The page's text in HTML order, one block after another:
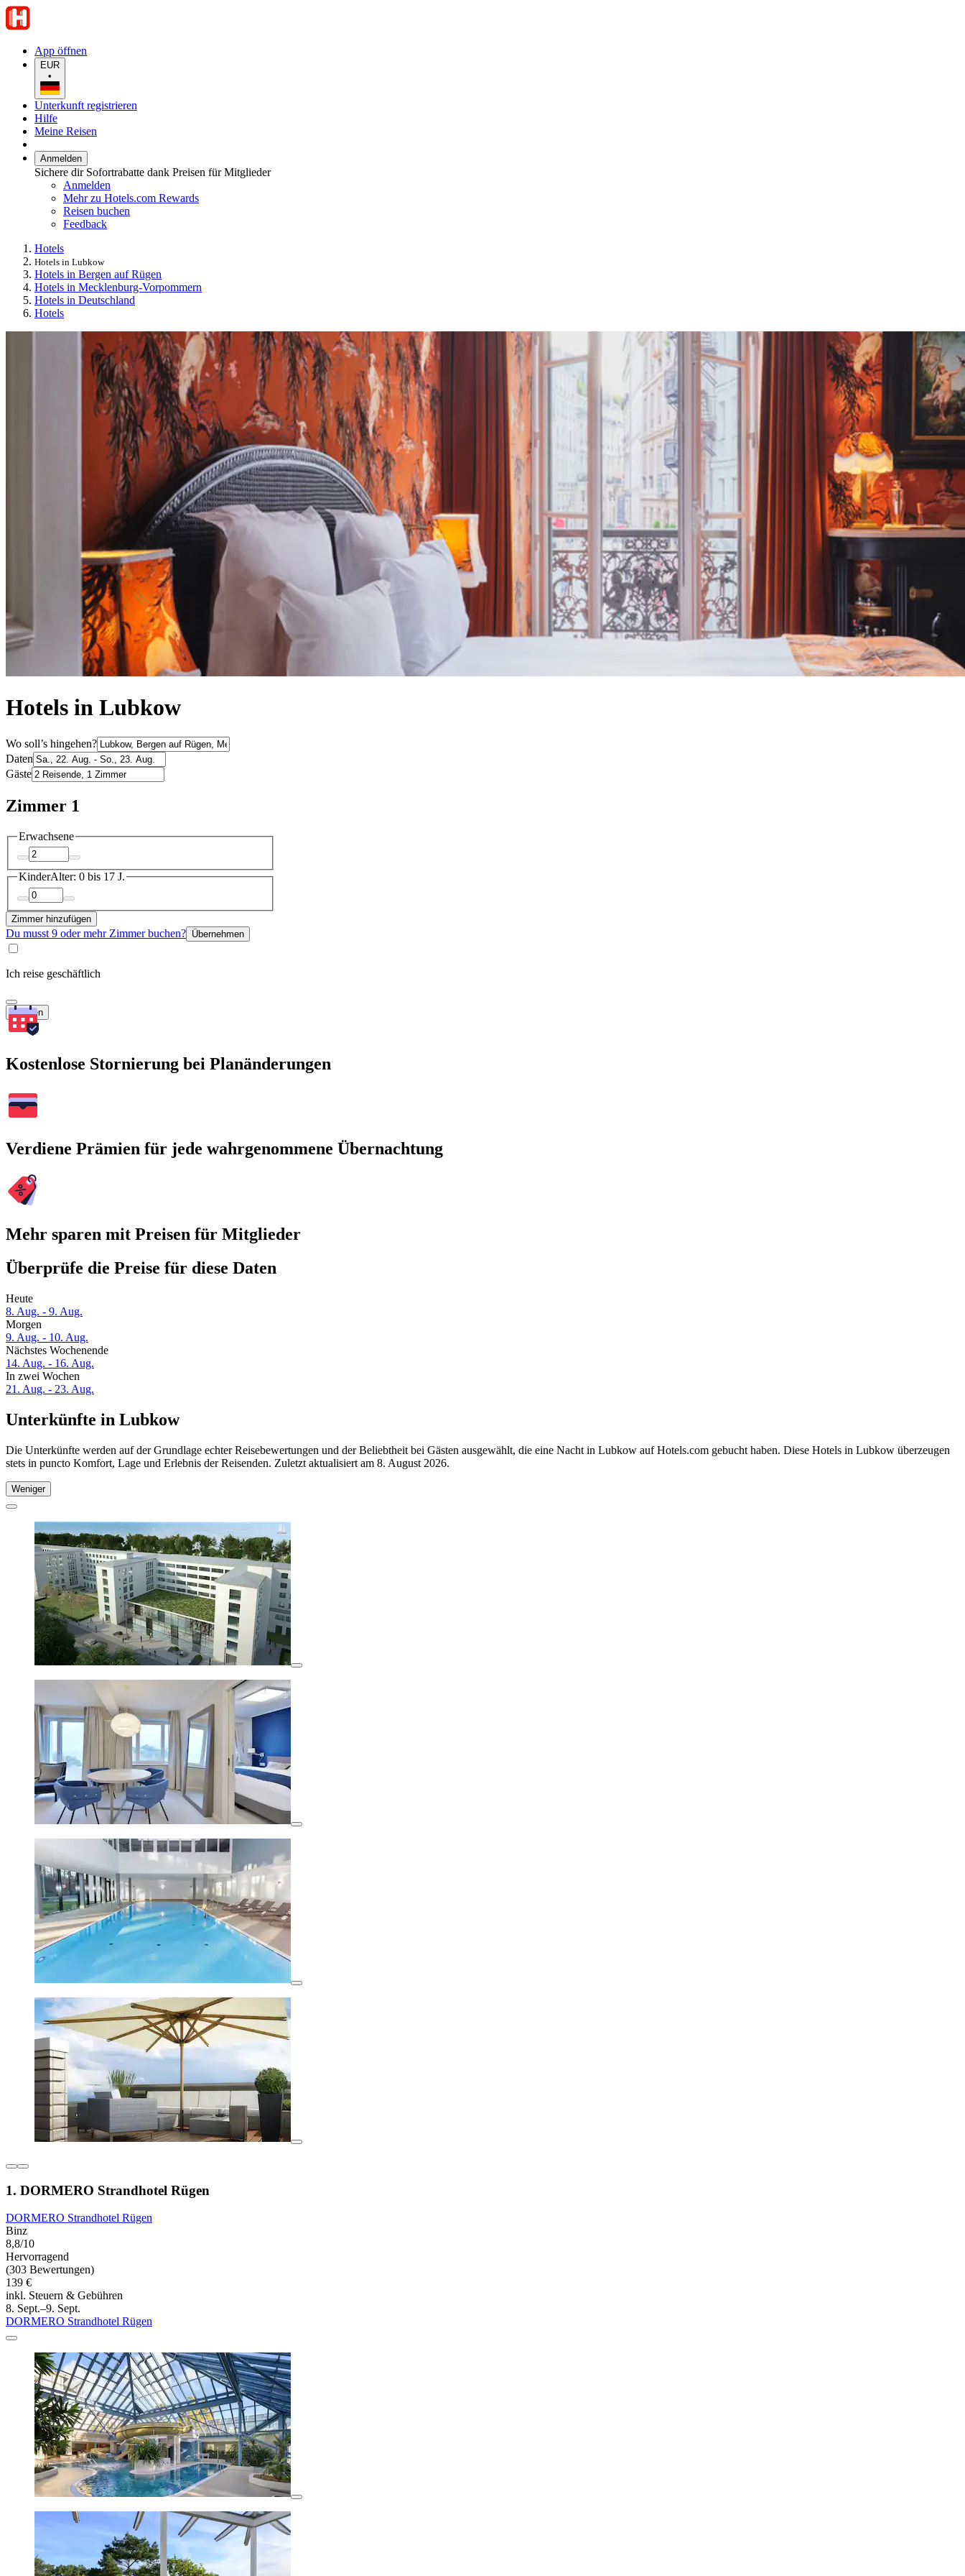
App öffnen
EUR
•
Unterkunft registrieren
Hilfe
Meine Reisen
Anmelden
Sichere dir Sofortrabatte dank Preisen für Mitglieder
Anmelden
Mehr zu Hotels.com Rewards
Reisen buchen
Feedback
Hotels
Hotels in Lubkow
Hotels in Bergen auf Rügen
Hotels in Mecklenburg-Vorpommern
Hotels in Deutschland
Hotels
Hotels in Lubkow
Wo soll’s hingehen?
Daten
Gäste
Zimmer 1
Erwachsene
KinderAlter: 0 bis 17 J.
Zimmer hinzufügen
Du musst 9 oder mehr Zimmer buchen? Übernehmen
Ich reise geschäftlich
Suchen
Kostenlose Stornierung bei Planänderungen
Verdiene Prämien für jede wahrgenommene Übernachtung
Mehr sparen mit Preisen für Mitglieder
Überprüfe die Preise für diese Daten
Heute
8. Aug. - 9. Aug.
Morgen
9. Aug. - 10. Aug.
Nächstes Wochenende
14. Aug. - 16. Aug.
In zwei Wochen
21. Aug. - 23. Aug.
Unterkünfte in Lubkow
Die Unterkünfte werden auf der Grundlage echter Reisebewertungen und der Beliebtheit bei Gästen ausgewählt, die eine Nacht in Lubkow auf Hotels.com gebucht haben. Diese Hotels in Lubkow überzeugen
stets in puncto Komfort, Lage und Erlebnis der Reisenden. Zuletzt aktualisiert am 8. August 2026.
Weniger
1. DORMERO Strandhotel Rügen
DORMERO Strandhotel Rügen
Binz
8,8/10
Hervorragend
(303 Bewertungen)
139 €
inkl. Steuern & Gebühren
8. Sept.–9. Sept.
DORMERO Strandhotel Rügen